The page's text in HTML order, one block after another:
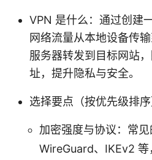
VPN 是什么：通过创建
网络流量从本地设备传
服务器转发到目标网站
址，提升隐私与安全。
选择要点（按优先级排序
加密强度与协议：常见
WireGuard、IKEv2